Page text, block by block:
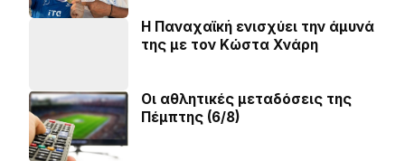
Η Παναχαϊκή ενισχύει την άμυνά
της με τον Κώστα Χνάρη
Οι αθλητικές μεταδόσεις της
Πέμπτης (6/8)